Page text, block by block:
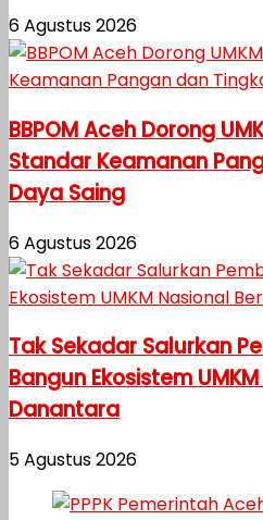
6 Agustus 2026
BBPOM Aceh Dorong
Standar Keamanan
Daya Saing
6 Agustus 2026
Tak Sekadar Salurkan
Bangun Ekosistem
Danantara
5 Agustus 2026